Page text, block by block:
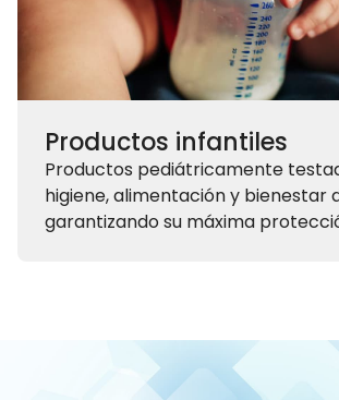
Productos infantiles
Productos pediátricamente
higiene, alimentación y bienestar
garantizando su máxima